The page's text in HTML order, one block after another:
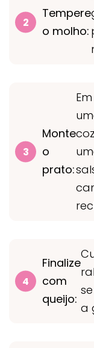
Tempere
o molho:
Monte
o
prato:
Finalize
com
queijo:
a